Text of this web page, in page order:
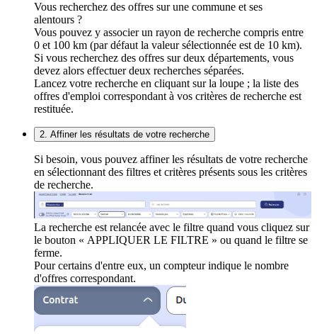
Vous recherchez des offres sur une commune et ses
alentours ?
Vous pouvez y associer un rayon de recherche compris entre
0 et 100 km (par défaut la valeur sélectionnée est de 10 km).
Si vous recherchez des offres sur deux départements, vous
devez alors effectuer deux recherches séparées.
Lancez votre recherche en cliquant sur la loupe ; la liste des
offres d'emploi correspondant à vos critères de recherche est
restituée.
2. Affiner les résultats de votre recherche
Si besoin, vous pouvez affiner les résultats de votre recherche
en sélectionnant des filtres et critères présents sous les critères
de recherche.
La recherche est relancée avec le filtre quand vous cliquez sur
le bouton « APPLIQUER LE FILTRE » ou quand le filtre se
ferme.
Pour certains d'entre eux, un compteur indique le nombre
d'offres correspondant.